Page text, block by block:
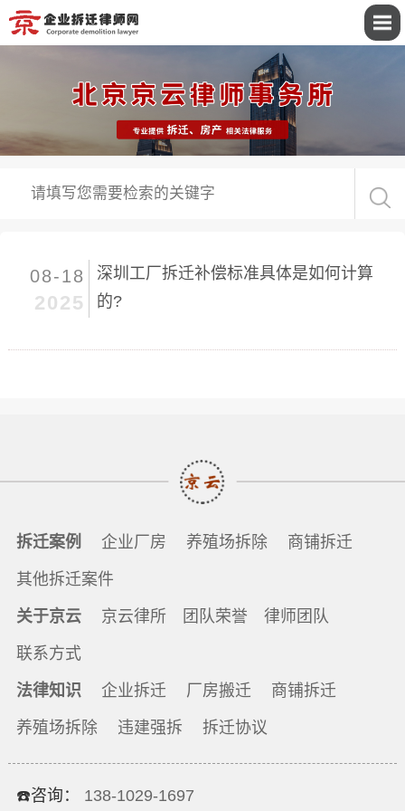
08-18
2025
深圳工厂拆迁补偿标准具体是如何计算
的?
拆迁案例 企业厂房 养殖场拆除 商铺拆迁
其他拆迁案件
关于京云 京云律所 团队荣誉 律师团队
联系方式
法律知识 企业拆迁 厂房搬迁 商铺拆迁
养殖场拆除 违建强拆 拆迁协议
☎️咨询： 138-1029-1697